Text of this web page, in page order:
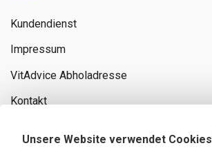
Kundendienst
Impressum
VitAdvice Abholadresse
Kontakt
Unsere Website verwendet Cookies